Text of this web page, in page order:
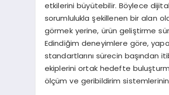
etkilerini büyütebilir. Böylece
sorumlulukla şekillenen bir alan
görmek yerine, ürün geliştirme
Edindiğim deneyimlere göre,
standartlarını sürecin başından
ekiplerini ortak hedefte
ölçüm ve geribildirim